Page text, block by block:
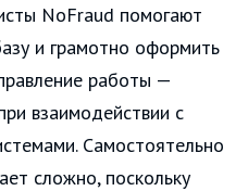
NoFraud помогают
и грамотно оформить
работы —
взаимодействии с
Самостоятельно
сложно, поскольку